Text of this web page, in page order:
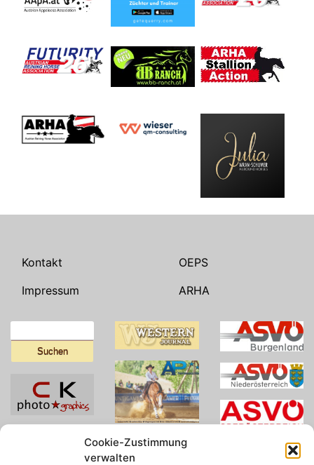
Cookie-Zustimmung
verwalten
Kontakt
Impressum
OEPS
ARHA
nach: